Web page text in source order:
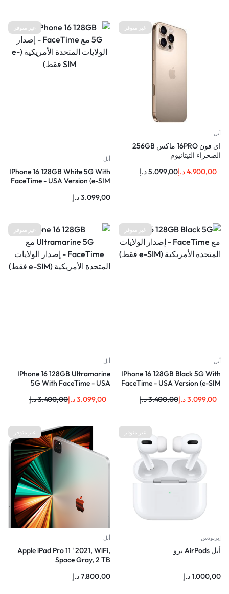
غير متوفر
أبل
اي فون 16PRO ماكس 256GB
الصحراء التيتانيوم
5.099,00د.إ 4.900,00د.إ
غير متوفر
أبل
IPhone 16 128GB White 5G With
FaceTime - USA Version (e-SIM
3.099,00د.إ
غير متوفر
أبل
IPhone 16 128GB Black 5G With
FaceTime - USA Version (e-SIM
3.400,00د.إ 3.099,00د.إ
غير متوفر
أبل
IPhone 16 128GB Ultramarine
5G With FaceTime - USA
3.400,00د.إ 3.099,00د.إ
غير متوفر
إيربودس
أبل AirPods برو
1.000,00د.إ
غير متوفر
أبل
Apple iPad Pro 11 ' 2021, WiFi,
Space Gray, 2 TB
7.800,00د.إ